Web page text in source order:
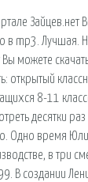
Зайцев.нет
в mp3. Лучшая.
можете
открытый
8-11
десятки
Одно время
в три
В создании